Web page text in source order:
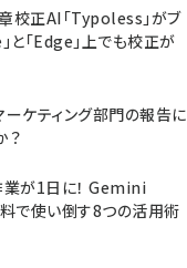
校正AI「Typoless」がブ
と「Edge」上でも校正が
ーケティング部門の報告に
？
が1日に！ Gemini
で使い倒す8つの活用術